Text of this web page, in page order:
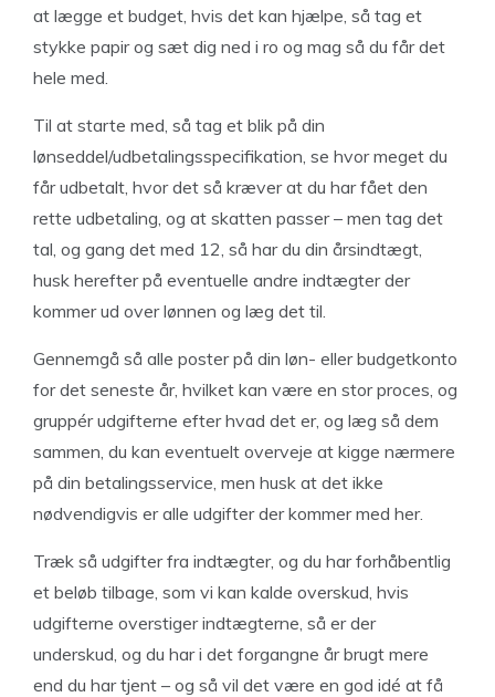
at lægge et budget, hvis det kan hjælpe, så tag et
stykke papir og sæt dig ned i ro og mag så du får det
hele med.
Til at starte med, så tag et blik på din
lønseddel/udbetalingsspecifikation, se hvor meget du
får udbetalt, hvor det så kræver at du har fået den
rette udbetaling, og at skatten passer – men tag det
tal, og gang det med 12, så har du din årsindtægt,
husk herefter på eventuelle andre indtægter der
kommer ud over lønnen og læg det til.
Gennemgå så alle poster på din løn- eller budgetkonto
for det seneste år, hvilket kan være en stor proces, og
gruppér udgifterne efter hvad det er, og læg så dem
sammen, du kan eventuelt overveje at kigge nærmere
på din betalingsservice, men husk at det ikke
nødvendigvis er alle udgifter der kommer med her.
Træk så udgifter fra indtægter, og du har forhåbentlig
et beløb tilbage, som vi kan kalde overskud, hvis
udgifterne overstiger indtægterne, så er der
underskud, og du har i det forgangne år brugt mere
end du har tjent – og så vil det være en god idé at få